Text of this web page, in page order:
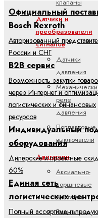
Датчики и
преобразователи
сигналов
Датчики
давления
реле
давления
Поплавковые
выключатели
Двигатели
Аксиально-
поршневые
двигатели
Радиально-
Официальный
Bosch Rexroth
Авторизованный
России и СНГ
B2B сервис
Возможность закупки
через Интернет и
логистических и финансовых
ресурсов
Индивидуальный
оборудования
Дилерские и проектные
60%
Единая сеть
логистических
Полный ассортимент